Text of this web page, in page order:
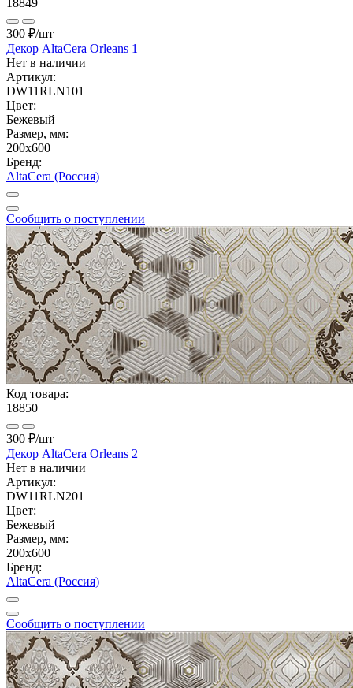
300 ₽/шт
Декор AltaCera Orleans 1
Нет в наличии
Артикул:
DW11RLN101
Цвет:
Бежевый
Размер, мм:
200x600
Бренд:
AltaCera (Россия)
Сообщить о поступлении
Код товара:
18850
300 ₽/шт
Декор AltaCera Orleans 2
Нет в наличии
Артикул:
DW11RLN201
Цвет:
Бежевый
Размер, мм:
200x600
Бренд:
AltaCera (Россия)
Сообщить о поступлении